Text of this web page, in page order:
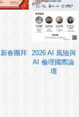
春團拜 2026 AI 風險與
AI 倫理國際論
壇